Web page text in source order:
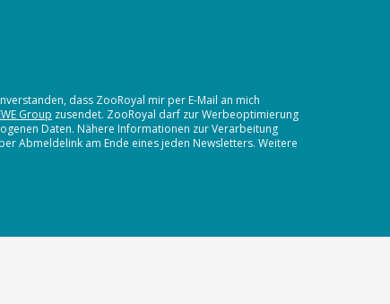
dass ZooRoyal mir per E-Mail an mich
Group zusendet. ZooRoyal darf zur Werbeoptimierung
Daten. Nähere Informationen zur Verarbeitung
Abmeldelink am Ende eines jeden Newsletters. Weitere